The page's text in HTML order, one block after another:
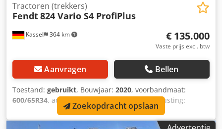
Kassel 364 km
Tractoren (trekkers)
Fendt824 Vario S4 ProfiPlus
€ 135.000
Vaste prijs excl. btw
Aanvragen Bellen
Toestand: gebruikt, Bouwjaar: 2020, voorbandmaat:
600/65R34, achterbandmaat: 650/65R42
, Uitrusting:
luchtdrukrem
, VarioGuide RTK NovAtel Vario-Terminal
10,4 inch Dwjdpfx Aijt U A Uwocoa
Zoekopdracht opslaan